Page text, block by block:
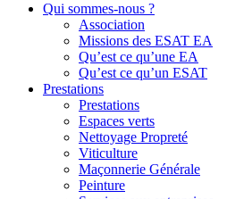
Qui sommes-nous ?
Association
Missions des ESAT EA
Qu’est ce qu’une EA
Qu’est ce qu’un ESAT
Prestations
Prestations
Espaces verts
Nettoyage Propreté
Viticulture
Maçonnerie Générale
Peinture